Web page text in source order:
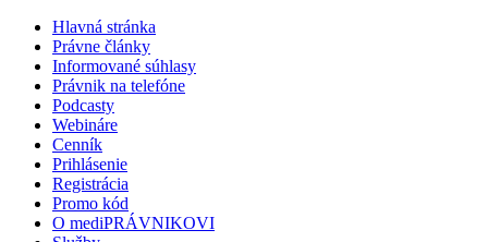
Hlavná stránka
Právne články
Informované súhlasy
Právnik na telefóne
Podcasty
Webináre
Cenník
Prihlásenie
Registrácia
Promo kód
O mediPRÁVNIKOVI